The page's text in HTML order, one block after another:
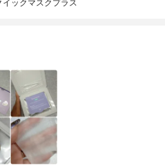
イックマスクプラス